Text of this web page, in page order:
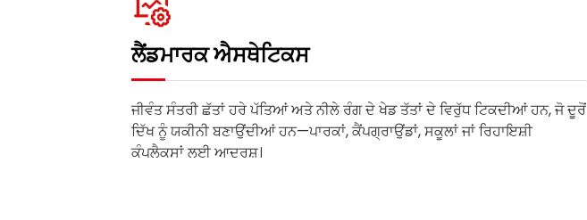
ਲੈਂਡਮਾਰਕ ਐਸਥੇਟਿਕਸ
ਜੀਵੰਤ ਸੰਤਰੀ ਛੱਤਾਂ ਹਰੇ ਪੱਤਿਆਂ ਅਤੇ ਨੀਲੇ ਰੰਗ ਦੇ ਖੇਡ ਤੱਤਾਂ ਦੇ ਵਿਰੁੱਧ ਟਿਕਦੀਆਂ ਹਨ, ਜੋ ਦੂਰੋਂ
ਦਿੱਖ ਨੂੰ ਯਕੀਨੀ ਬਣਾਉਂਦੀਆਂ ਹਨ—ਪਾਰਕਾਂ, ਕੈਂਪਗ੍ਰਾਉਂਡਾਂ, ਸਕੂਲਾਂ ਜਾਂ ਰਿਹਾਇਸ਼ੀ
ਕੰਪਲੈਕਸਾਂ ਲਈ ਆਦਰਸ਼।